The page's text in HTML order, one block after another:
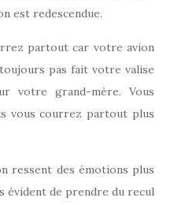
est redescendue.
partout car votre avion
pas fait votre valise
votre grand-mère. Vous
vous courrez partout plus
ressent des émotions plus
évident de prendre du recul